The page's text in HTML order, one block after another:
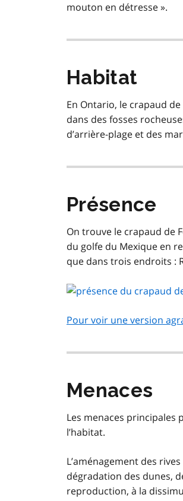
mouton en détresse ».
Habitat
En Ontario, le crapaud
dans des fosses
d’arrière-plage et des
Présence
On trouve le crapaud de
du golfe du Mexique en
que dans trois endroits :
Pour voir une version
Menaces
Les menaces principales
l’habitat.
L’aménagement des
dégradation des dunes,
reproduction, à la